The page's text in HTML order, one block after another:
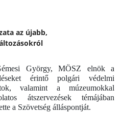
az újabb,
György, MÖSZ elnök a
érintő polgári védelmi
valamint a múzeumokkal
átszervezések témájában
a Szövetség álláspontját.